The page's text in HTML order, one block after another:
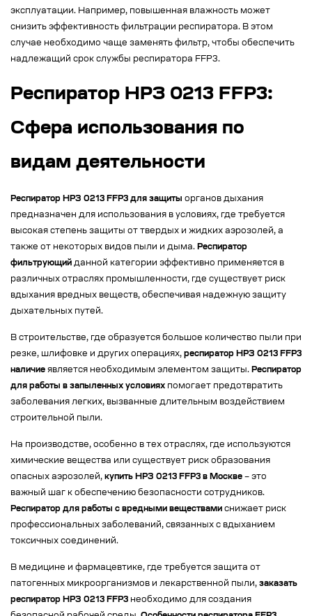
эксплуатации. Например, повышенная влажность может
снизить эффективность фильтрации респиратора. В этом
случае необходимо чаще заменять фильтр, чтобы обеспечить
надлежащий срок службы респиратора FFP3.
Респиратор НРЗ 0213 FFP3:
Сфера использования по
видам деятельности
Респиратор НРЗ 0213 FFP3 для защиты органов дыхания
предназначен для использования в условиях, где требуется
высокая степень защиты от твердых и жидких аэрозолей, а
также от некоторых видов пыли и дыма. Респиратор
фильтрующий данной категории эффективно применяется в
различных отраслях промышленности, где существует риск
вдыхания вредных веществ, обеспечивая надежную защиту
дыхательных путей.
В строительстве, где образуется большое количество пыли при
резке, шлифовке и других операциях, респиратор НРЗ 0213 FFP3
наличие является необходимым элементом защиты. Респиратор
для работы в запыленных условиях помогает предотвратить
заболевания легких, вызванные длительным воздействием
строительной пыли.
На производстве, особенно в тех отраслях, где используются
химические вещества или существует риск образования
опасных аэрозолей, купить НРЗ 0213 FFP3 в Москве – это
важный шаг к обеспечению безопасности сотрудников.
Респиратор для работы с вредными веществами снижает риск
профессиональных заболеваний, связанных с вдыханием
токсичных соединений.
В медицине и фармацевтике, где требуется защита от
патогенных микроорганизмов и лекарственной пыли, заказать
респиратор НРЗ 0213 FFP3 необходимо для создания